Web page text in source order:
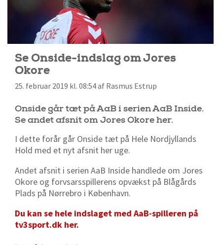
Se Onside-indslag om Jores
Okore
25. februar 2019 kl. 08:54 af Rasmus Estrup
Onside går tæt på AaB i serien AaB Inside.
Se andet afsnit om Jores Okore her.
I dette forår går Onside tæt på Hele Nordjyllands
Hold med et nyt afsnit her uge.
Andet afsnit i serien AaB Inside handlede om Jores
Okore og forvsarsspillerens opvækst på Blågårds
Plads på Nørrebro i København.
Du kan se hele indslaget med AaB-spilleren på
tv3sport.dk her.